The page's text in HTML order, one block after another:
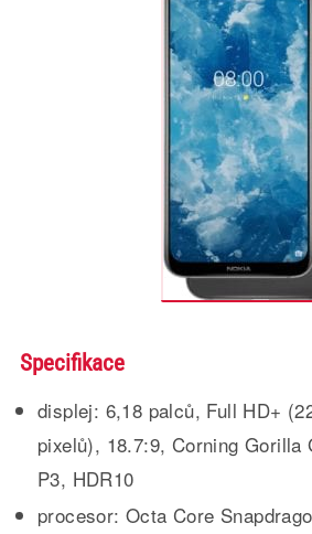
Specifikace
displej: 6,18 palců, Full HD+
pixelů), 18.7:9, Corning Gorilla
P3, HDR10
procesor: Octa Core